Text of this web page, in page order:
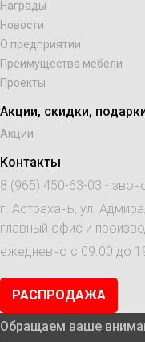
Награды
Новости
О предприятии
Преимущества мебели
Проекты
Акции, скидки,
Акции
Контакты
8 (965) 450-63-03 -
г. Астрахань, ул.
главный офис и
ежедневно с 09.00 до
РАСПРОДАЖА
Обращаем ваше